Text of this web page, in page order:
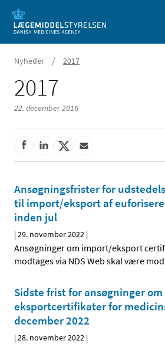
Nyheder / 2017
2017
22. december 2016
Ansøgningsfrister for
til import/eksport af
inden jul
|29. november 2022 |
Ansøgninger om import/eksport
modtages via NDS Web skal være
Sidste frist for ansøgninger om
eksportcertifikater for
december 2022
|28. november 2022 |